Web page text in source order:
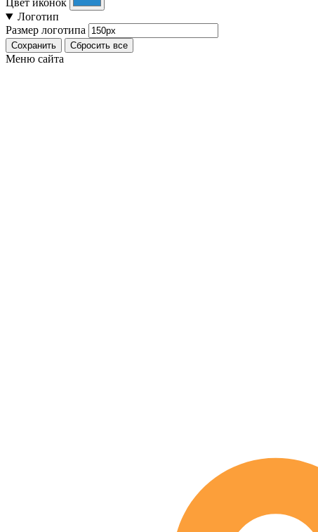
Цвет иконок
Логотип
Размер логотипа
Сохранить Сбросить все
Меню сайта